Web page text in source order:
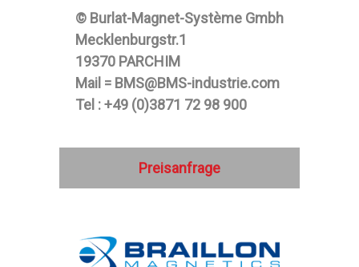
© Burlat-Magnet-Système Gmbh
Mecklenburgstr.1
19370 PARCHIM
Mail = BMS@BMS-industrie.com
Tel : +49 (0)3871 72 98 900
Preisanfrage